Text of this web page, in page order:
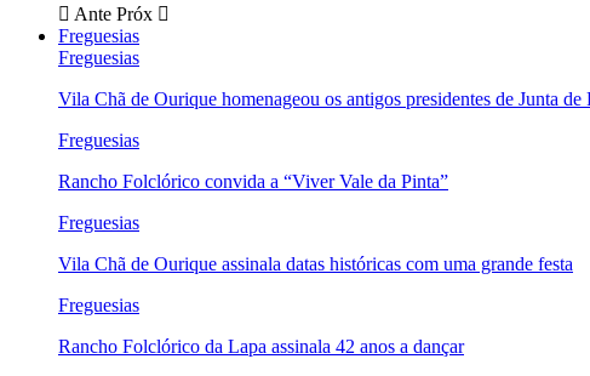
Ante Próx
Freguesias
Freguesias
Vila Chã de Ourique homenageou os antigos presidentes de Junta
Freguesias
Rancho Folclórico convida a “Viver Vale da Pinta”
Freguesias
Vila Chã de Ourique assinala datas históricas com uma grande festa
Freguesias
Rancho Folclórico da Lapa assinala 42 anos a dançar